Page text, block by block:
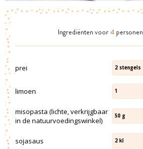
Ingrediënten voor 4 personen
prei 2 stengels
limoen 1
misopasta (lichte, verkrijgbaar
in de natuurvoedingswinkel)
50 g
sojasaus 2 kl